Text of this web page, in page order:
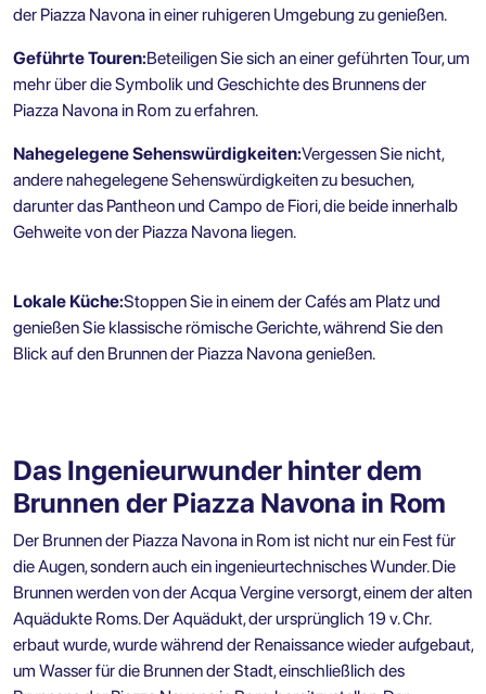
der Piazza Navona in einer ruhigeren Umgebung zu genießen.
Geführte Touren:Beteiligen Sie sich an einer geführten Tour, um
mehr über die Symbolik und Geschichte des Brunnens der
Piazza Navona in Rom zu erfahren.
Nahegelegene Sehenswürdigkeiten:Vergessen Sie nicht,
andere nahegelegene Sehenswürdigkeiten zu besuchen,
darunterdas Pantheonund Campo de Fiori, die beide innerhalb
Gehweite von der Piazza Navona liegen.
Lokale Küche:Stoppen Sie in einem der Cafés am Platz und
genießen Sie klassische römische Gerichte, während Sie den
Blick auf den Brunnen der Piazza Navona genießen.
Das Ingenieurwunder hinter dem
Brunnen der Piazza Navona in Rom
Der Brunnen der Piazza Navona in Rom ist nicht nur ein Fest für
die Augen, sondern auch ein ingenieurtechnisches Wunder. Die
Brunnen werden von der Acqua Vergine versorgt, einem der alten
Aquädukte Roms. Der Aquädukt, der ursprünglich 19 v. Chr.
erbaut wurde, wurde während der Renaissance wieder aufgebaut,
um Wasser für die Brunnen der Stadt, einschließlich des